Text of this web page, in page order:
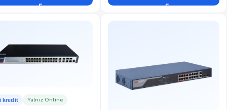
kredit Yalnız Online